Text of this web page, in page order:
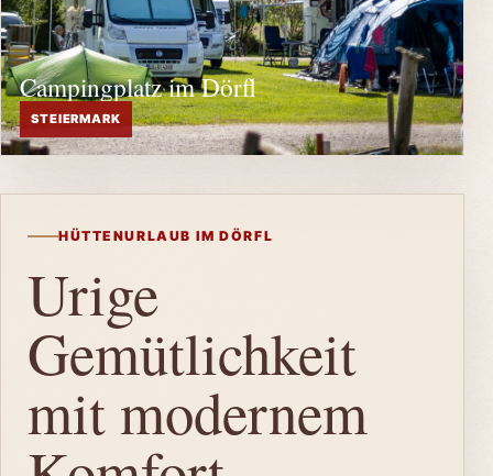
Campingplatz im Dörfl
STEIERMARK
HÜTTENURLAUB IM DÖRFL
Urige
Gemütlichkeit
mit modernem